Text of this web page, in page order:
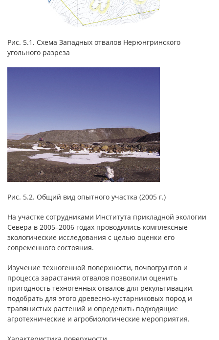
Рис. 5.1. Схема Западных отвалов Нерюнгринского
угольного разреза
Рис. 5.2. Общий вид опытного участка (2005 г.)
На участке сотрудниками Института прикладной экологии
Севера в 2005–2006 годах проводились комплексные
экологические исследования с целью оценки его
современного состояния.
Изучение техногенной поверхности, почвогрунтов и
процесса зарастания отвалов позволили оценить
пригодность техногенных отвалов для рекультивации,
подобрать для этого древесно-кустарниковых пород и
травянистых растений и определить подходящие
агротехнические и агробиологические мероприятия.